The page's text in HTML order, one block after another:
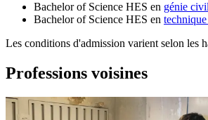
Bachelor of Science HES en génie civil
Bachelor of Science HES en
Les conditions d'admission varient selon les
Professions voisines